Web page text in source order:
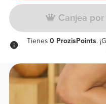
Canjea
Tienes0 ProzisPoints.